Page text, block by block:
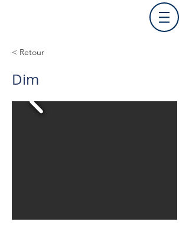
< Retour
Dim